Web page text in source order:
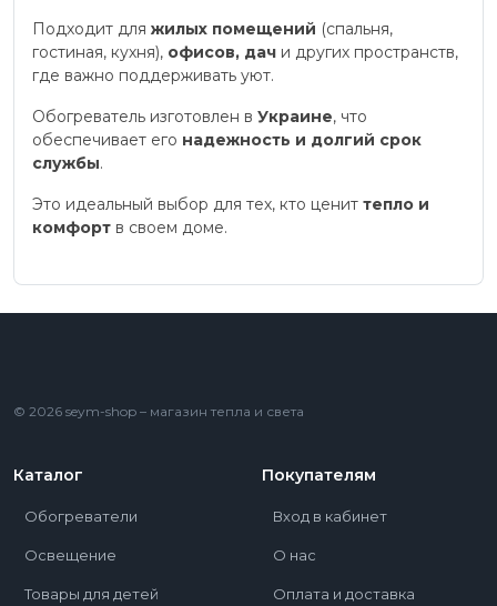
Подходит для жилых помещений (спальня,
гостиная, кухня), офисов, дач и других пространств,
где важно поддерживать уют.
Обогреватель изготовлен в Украине, что
обеспечивает его надежность и долгий срок
службы.
Это идеальный выбор для тех, кто ценит тепло и
комфорт в своем доме.
© 2026 seym-shop – магазин тепла и света
Каталог
Обогреватели
Освещение
Товары для детей
Покупателям
Вход в кабинет
О нас
Оплата и доставка